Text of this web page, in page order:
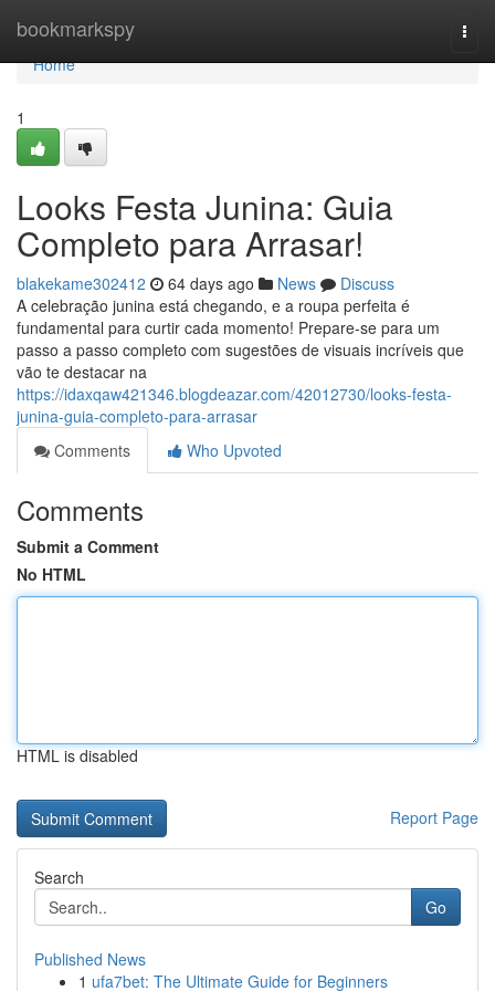
bookmarkspy
Home
Home
1
Looks Festa Junina: Guia
Completo para Arrasar!
blakekame302412 64 days ago News
Discuss
A celebração junina está chegando, e a roupa perfeita é
fundamental para curtir cada momento! Prepare-se para um
passo a passo completo com sugestões de visuais incríveis que
vão te destacar na
https://idaxqaw421346.blogdeazar.com/42012730/looks-festa-
junina-guia-completo-para-arrasar
Comments
Who Upvoted
Comments
Submit a Comment
No HTML
HTML is disabled
Report Page
Search
Go
Published News
1 ufa7bet: The Ultimate Guide for Beginners